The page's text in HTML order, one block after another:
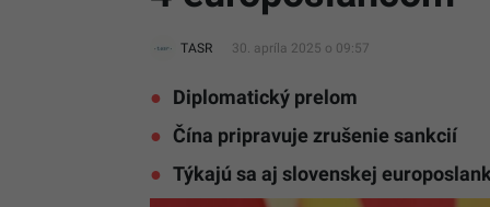
TASR 30. apríla 2025 o 09:57
Diplomatický prelom
Čína pripravuje zrušenie sankcií
Týkajú sa aj slovenskej